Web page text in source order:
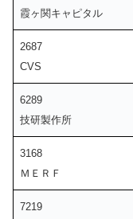
霞ヶ関キャピタル
2687
CVS
6289
技研製作所
3168
ＭＥＲＦ
7219